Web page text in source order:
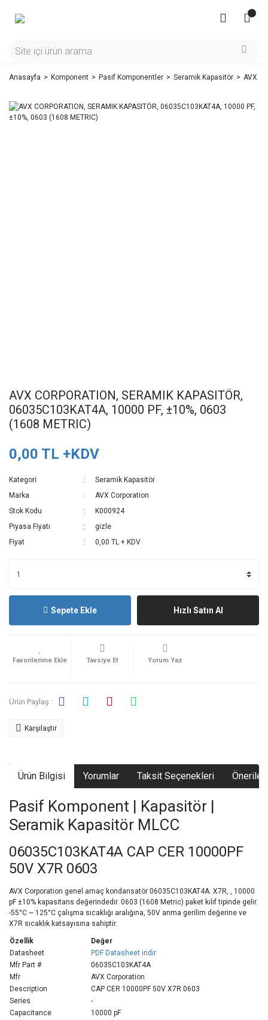
Anasayfa Komponent Pasif Komponentler Seramik Kapasitör AVX
AVX CORPORATION, SERAMIK KAPASITÖR,
06035C103KAT4A, 10000 PF, ±10%, 0603
(1608 METRIC)
0,00 TL +KDV
Kategori
Seramik Kapasitör
Marka
AVX Corporation
Stok Kodu
K000924
Piyasa Fiyatı
gizle
Fiyat
0,00 TL + KDV
Sepete Ekle Hızlı Satın Al
Tavsiye Et Yorum Yaz
Ürün Paylaş :
Karşılaştır
Ürün Bilgisi Yorumlar Taksit Seçenekleri
Pasif Komponent | Kapasitör |
Seramik Kapasitör MLCC
06035C103KAT4A CAP CER 10000PF
50V X7R 0603
AVX Corporation genel amaç kondansatör 06035C103KAT4A. X7R, , 10000
pF ±10% kapasitans değerindedir. 0603 (1608 Metric) paket kılıf tipinde gelir.
-55°C ~ 125°C çalışma sıcaklığı aralığına, 50V anma gerilim değerine ve
X7R sıcaklık katsayısına sahiptir.
Özellik
Değer
Datasheet
PDF Datasheet indir
Mfr Part #
06035C103KAT4A
Mfr
AVX Corporation
Description
CAP CER 10000PF 50V X7R 0603
Series
-
Capacitance
10000 pF